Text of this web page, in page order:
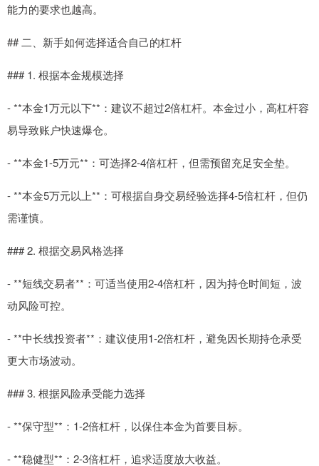
能力的要求也越高。
## 二、新手如何选择适合自己的杠杆
### 1. 根据本金规模选择
- **本金1万元以下**：建议不超过2倍杠杆。本金过小，高杠杆容
易导致账户快速爆仓。
- **本金1-5万元**：可选择2-4倍杠杆，但需预留充足安全垫。
- **本金5万元以上**：可根据自身交易经验选择4-5倍杠杆，但仍
需谨慎。
### 2. 根据交易风格选择
- **短线交易者**：可适当使用2-4倍杠杆，因为持仓时间短，波
动风险可控。
- **中长线投资者**：建议使用1-2倍杠杆，避免因长期持仓承受
更大市场波动。
### 3. 根据风险承受能力选择
- **保守型**：1-2倍杠杆，以保住本金为首要目标。
- **稳健型**：2-3倍杠杆，追求适度放大收益。